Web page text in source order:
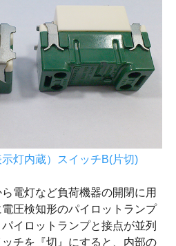
灯内蔵）スイッチB(片切)
電灯など負荷機器の開閉に用
圧検知形のパイロットランプ
イロットランプと接点が並列
チを『切』にすると、内部の